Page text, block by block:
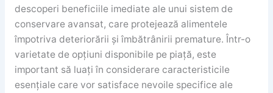
descoperi beneficiile imediate ale unui sistem de
conservare avansat, care protejează alimentele
împotriva deteriorării și îmbătrânirii premature. Într-o
varietate de opțiuni disponibile pe piață, este
important să luați în considerare caracteristicile
esențiale care vor satisface nevoile specifice ale